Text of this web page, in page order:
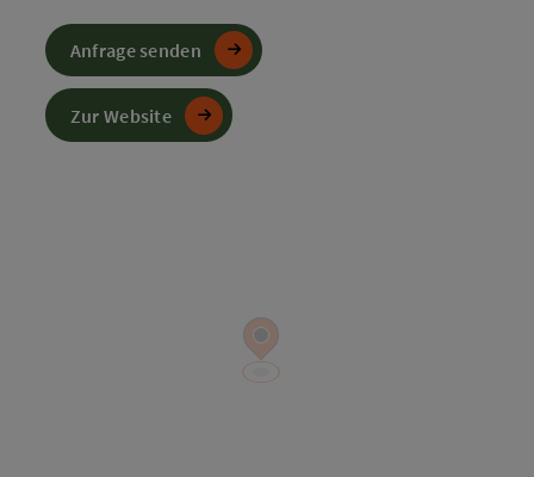
Anfrage senden
Zur Website